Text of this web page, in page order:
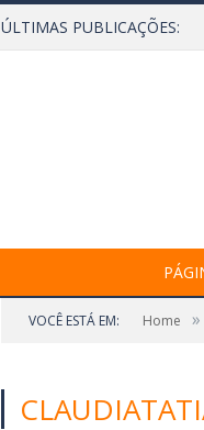
ÚLTIMAS PUBLICAÇÕES:
VOCÊ ESTÁ EM: Home »